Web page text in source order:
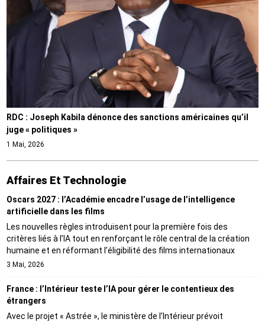
RDC : Joseph Kabila dénonce des sanctions américaines qu’il
juge « politiques »
1 Mai, 2026
Affaires Et Technologie
Oscars 2027 : l’Académie encadre l’usage de l’intelligence
artificielle dans les films
Les nouvelles règles introduisent pour la première fois des
critères liés à l’IA tout en renforçant le rôle central de la création
humaine et en réformant l’éligibilité des films internationaux
3 Mai, 2026
France : l’Intérieur teste l’IA pour gérer le contentieux des
étrangers
Avec le projet « Astrée », le ministère de l’Intérieur prévoit